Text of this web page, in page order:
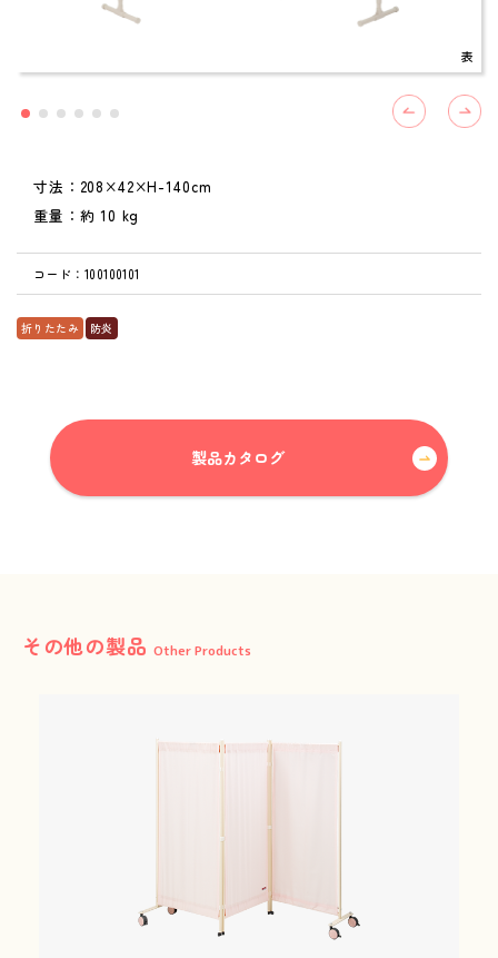
三木工業の思いと
表
寸法：208×42×H-140cm
重量：約 10 kg
コード：100100101
折りたたみ 防炎
製品カタログ
その他の製品 Other Products